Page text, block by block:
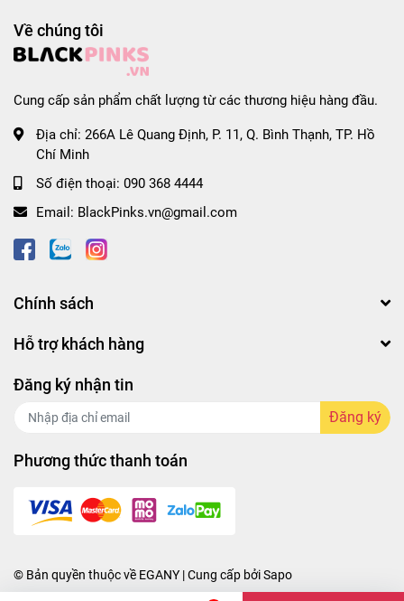
Về chúng tôi
Cung cấp sản phẩm chất lượng từ các thương hiệu hàng đầu.
Địa chỉ: 266A Lê Quang Định, P. 11, Q. Bình Thạnh, TP. Hồ
Chí Minh
Số điện thoại: 090 368 4444
Email: BlackPinks.vn@gmail.com
Chính sách
Hỗ trợ khách hàng
Đăng ký nhận tin
Đăng ký
Phương thức thanh toán
© Bản quyền thuộc về EGANY | Cung cấp bởiSapo